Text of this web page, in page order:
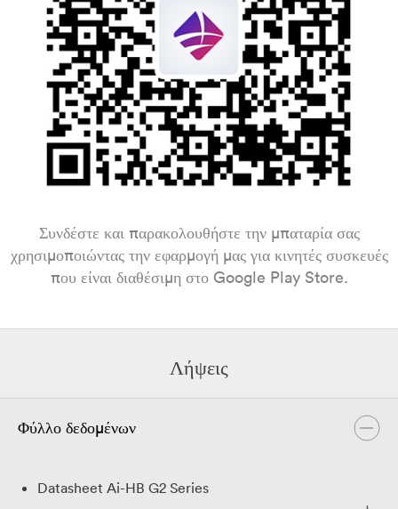
Συνδέστε και παρακολουθήστε την μπαταρία σας
χρησιμοποιώντας την εφαρμογή μας για κινητές συσκευές
που είναι διαθέσιμη στο Google Play Store.
Λήψεις
Φύλλο δεδομένων
Datasheet Ai-HB G2 Series